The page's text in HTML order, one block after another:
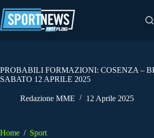
al
contenuto
PROBABILI FORMAZIONI: COSENZA –
SABATO 12 APRILE 2025
Redazione MME 12 Aprile 2025
Home / Sport